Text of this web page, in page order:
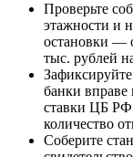
Проверьте
этажности и
остановки —
тыс. рублей
банки вправе
ставки ЦБ РФ
количество
Соберите